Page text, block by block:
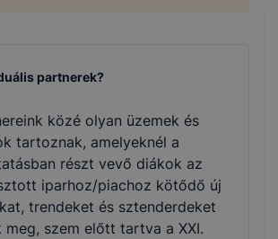
partnerek?
közé olyan üzemek és
tartoznak, amelyeknél a
részt vevő diákok az
iparhoz/piachoz kötődő új
trendeket és sztenderdeket
meg, szem előtt tartva a XXI.